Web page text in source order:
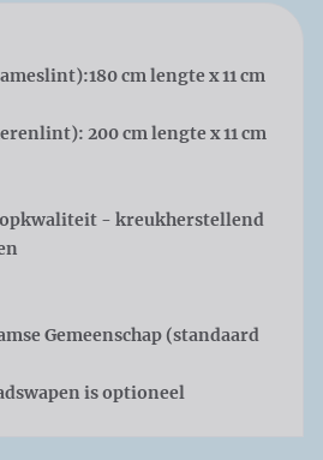
cm lengte x 11 cm
200 cm lengte x 11 cm
- kreukherstellend
Gemeenschap (standaard
is optioneel